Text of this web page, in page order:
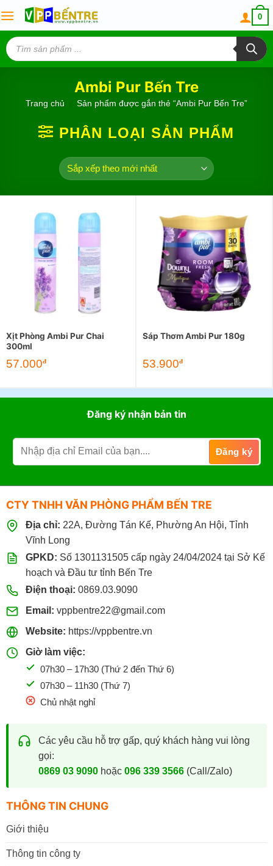
to
content
0
Tìm
kiếm
sản
phẩm
Ambi Pur Bến Tre
Trang chủ Sản phẩm được gắn thẻ “Ambi Pur Bến Tre”
PHÂN LOẠI SẢN PHẨM
Xịt Phòng Ambi Pur Chai
300ml
57.000đ
Sáp Thơm Ambi Pur 180g
53.900đ
Đăng ký nhận bản tin
CTY TNHH VĂN PHÒNG PHẨM BẾN TRE
Địa chỉ: 22A, Đường Tán Kế, Phường An Hội, Tỉnh
Vĩnh Long
GPKD: Số 1301131505 cấp ngày 24/04/2024 tại Sở Kế
hoạch và Đầu tư tỉnh Bến Tre
Điện thoại: 0869.03.9090
Email: vppbentre22@gmail.com
Website: https://vppbentre.vn
Giờ làm việc:
07h30 – 17h30 (Thứ 2 đến Thứ 6)
07h30 – 11h30 (Thứ 7)
Chủ nhật nghỉ
Các yêu cầu hỗ trợ gấp, quý khách hàng vui lòng
gọi:
0869 03 9090hoặc 096 339 3566(Call/Zalo)
THÔNG TIN CHUNG
Giới thiệu
Thông tin công ty